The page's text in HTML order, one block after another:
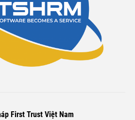
First Trust Việt Nam